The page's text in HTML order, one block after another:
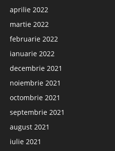
aprilie 2022
martie 2022
februarie 2022
ianuarie 2022
decembrie 2021
noiembrie 2021
octombrie 2021
septembrie 2021
august 2021
iulie 2021